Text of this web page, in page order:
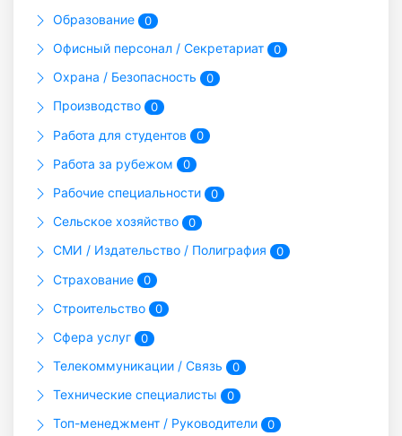
Образование 0
Офисный персонал / Секретариат 0
Охрана / Безопасность 0
Производство 0
Работа для студентов 0
Работа за рубежом 0
Рабочие специальности 0
Сельское хозяйство 0
СМИ / Издательство / Полиграфия 0
Страхование 0
Строительство 0
Сфера услуг 0
Телекоммуникации / Связь 0
Технические специалисты 0
Топ-менеджмент / Руководители 0